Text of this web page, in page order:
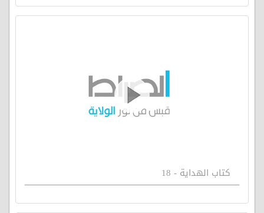
كتاب الهداية - 18